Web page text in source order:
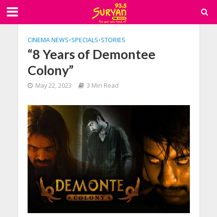
CINEMA NEWS•SPECIALS•STORIES
“8 Years of Demontee
Colony”
May 22, 2023 3 Min Read